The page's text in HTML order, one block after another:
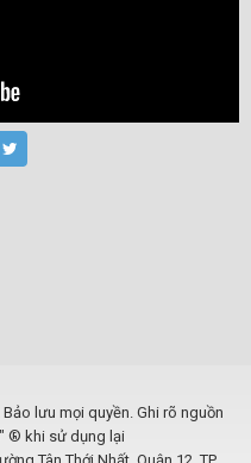
lưu mọi quyền. Ghi rõ nguồn
® khi sử dụng lại